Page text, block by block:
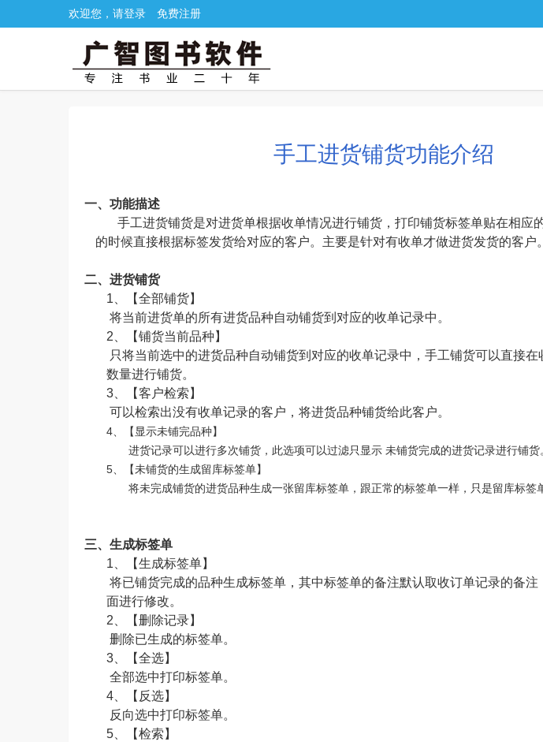
欢迎您，请登录 免费注册
手工进货铺货功能介绍
一、功能描述
手工进货铺货是对进货单根据收单情况进行铺货，打印铺货标签单贴在相应
的时候直接根据标签发货给对应的客户。主要是针对有收单才做进货发货的客户。
二、进货铺货
1、【全部铺货】
将当前进货单的所有进货品种自动铺货到对应的收单记录中。
2、【铺货当前品种】
只将当前选中的进货品种自动铺货到对应的收单记录中，手工铺货可以直接
数量进行铺货。
3、【客户检索】
可以检索出没有收单记录的客户，将进货品种铺货给此客户。
4、【显示未铺完品种】
进货记录可以进行多次铺货，此选项可以过滤只显示 未铺货完成的进货记录进行铺货
5、【未铺货的生成留库标签单】
将未完成铺货的进货品种生成一张留库标签单，跟正常的标签单一样，只是留库标签
三、生成标签单
1、【生成标签单】
将已铺货完成的品种生成标签单，其中标签单的备注默认取收订单记录的备
面进行修改。
2、【删除记录】
删除已生成的标签单。
3、【全选】
全部选中打印标签单。
4、【反选】
反向选中打印标签单。
5、【检索】